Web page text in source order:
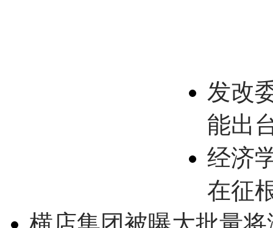
发改
能出
经济
在征